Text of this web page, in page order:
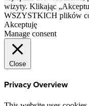
wizyty. Klikając
WSZYSTKICH plików
Akceptuję
Manage consent
Close
Privacy Overview